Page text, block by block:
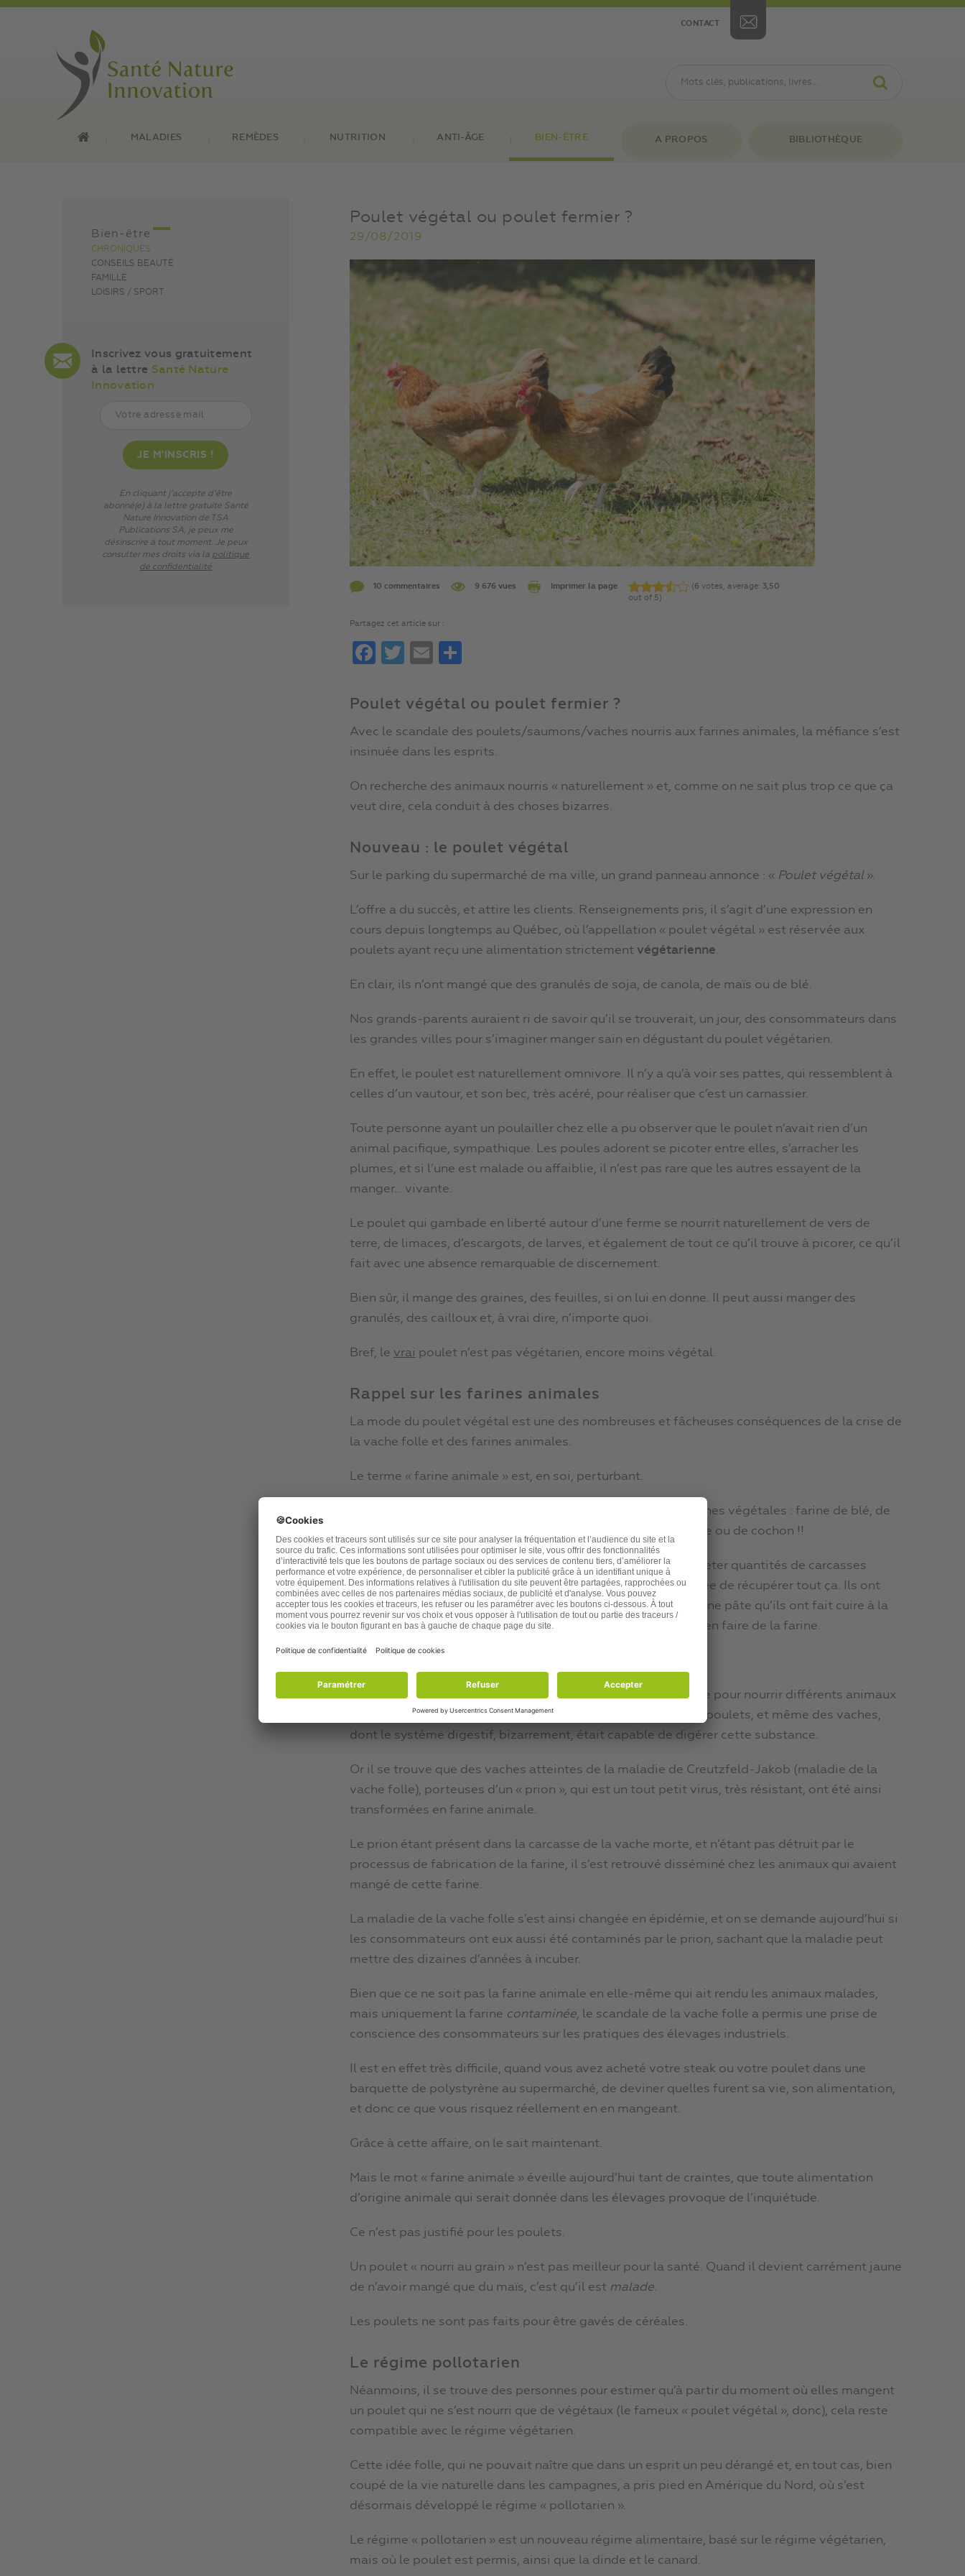
CONTACT
MALADIES REMÈDES NUTRITION ANTI-ÂGE BIEN-ÊTRE A PROPOS BIBLIOTHÈQUE
Bien-être
CHRONIQUES
CONSEILS BEAUTÉ
FAMILLE
LOISIRS / SPORT
Inscrivez vous gratuitement
à la lettre Santé Nature
Innovation
En cliquant j’accepte d’être
abonné(e) à la lettre gratuite Santé
Nature Innovation de TSA
Publications SA, je peux me
désinscrire à tout moment. Je peux
consulter mes droits via la politique
de confidentialité
Poulet végétal ou poulet fermier ?
29/08/2019
10 commentaires 9 676 vues Imprimer la page (6 votes, average: 3,50
out of 5)
Partagez cet article sur :
FacebookTwitterEmail
Poulet végétal ou poulet fermier ?
Avec le scandale des poulets/saumons/vaches nourris aux farines animales, la méfiance s’est
insinuée dans les esprits.
On recherche des animaux nourris « naturellement » et, comme on ne sait plus trop ce que ça
veut dire, cela conduit à des choses bizarres.
Nouveau : le poulet végétal
Sur le parking du supermarché de ma ville, un grand panneau annonce : « Poulet végétal ».
L’offre a du succès, et attire les clients. Renseignements pris, il s’agit d’une expression en
cours depuis longtemps au Québec, où l’appellation « poulet végétal » est réservée aux
poulets ayant reçu une alimentation strictement végétarienne.
En clair, ils n’ont mangé que des granulés de soja, de canola, de maïs ou de blé.
Nos grands-parents auraient ri de savoir qu’il se trouverait, un jour, des consommateurs dans
les grandes villes pour s’imaginer manger sain en dégustant du poulet végétarien.
En effet, le poulet est naturellement omnivore. Il n’y a qu’à voir ses pattes, qui ressemblent à
celles d’un vautour, et son bec, très acéré, pour réaliser que c’est un carnassier.
Toute personne ayant un poulailler chez elle a pu observer que le poulet n’avait rien d’un
animal pacifique, sympathique. Les poules adorent se picoter entre elles, s’arracher les
plumes, et si l’une est malade ou affaiblie, il n’est pas rare que les autres essayent de la
manger… vivante.
Le poulet qui gambade en liberté autour d’une ferme se nourrit naturellement de vers de
terre, de limaces, d’escargots, de larves, et également de tout ce qu’il trouve à picorer, ce qu’il
fait avec une absence remarquable de discernement.
Bien sûr, il mange des graines, des feuilles, si on lui en donne. Il peut aussi manger des
granulés, des cailloux et, à vrai dire, n’importe quoi.
Bref, le vrai poulet n’est pas végétarien, encore moins végétal.
Rappel sur les farines animales
La mode du poulet végétal est une des nombreuses et fâcheuses conséquences de la crise de
la vache folle et des farines animales.
Le terme « farine animale » est, en soi, perturbant.
Car, bien sûr, la farine est supposée être faite à partir de graines végétales : farine de blé, de
seigle, éventuellement de riz ou de maïs… Pas farine de vache ou de cochon !!
Mais d’ingénieux entrepreneurs, lassés de voir les abattoirs jeter quantités de carcasses
d’animaux, avec la peau, les viscères, les tendons, ont eu l’idée de récupérer tout ça. Ils ont
mis ces déchets dans d’énormes broyeurs, ont ainsi obtenu une pâte qu’ils ont fait cuire à la
vapeur brûlante, puis ont passé la pâte dans un moulin pour en faire de la farine.
Elle donna lieu à un lucratif commerce, puisqu’elle fut vendue pour nourrir différents animaux
d’élevage, dont des poissons (saumons de pisciculture), des poulets, et même des vaches,
dont le système digestif, bizarrement, était capable de digérer cette substance.
Or il se trouve que des vaches atteintes de la maladie de Creutzfeld-Jakob (maladie de la
vache folle), porteuses d’un « prion », qui est un tout petit virus, très résistant, ont été ainsi
transformées en farine animale.
Le prion étant présent dans la carcasse de la vache morte, et n’étant pas détruit par le
processus de fabrication de la farine, il s’est retrouvé disséminé chez les animaux qui avaient
mangé de cette farine.
La maladie de la vache folle s’est ainsi changée en épidémie, et on se demande aujourd’hui si
les consommateurs ont eux aussi été contaminés par le prion, sachant que la maladie peut
mettre des dizaines d’années à incuber.
Bien que ce ne soit pas la farine animale en elle-même qui ait rendu les animaux malades,
mais uniquement la farine contaminée, le scandale de la vache folle a permis une prise de
conscience des consommateurs sur les pratiques des élevages industriels.
Il est en effet très difficile, quand vous avez acheté votre steak ou votre poulet dans une
barquette de polystyrène au supermarché, de deviner quelles furent sa vie, son alimentation,
et donc ce que vous risquez réellement en en mangeant.
Grâce à cette affaire, on le sait maintenant.
Mais le mot « farine animale » éveille aujourd’hui tant de craintes, que toute alimentation
d’origine animale qui serait donnée dans les élevages provoque de l’inquiétude.
Ce n’est pas justifié pour les poulets.
Un poulet « nourri au grain » n’est pas meilleur pour la santé. Quand il devient carrément jaune
de n’avoir mangé que du maïs, c’est qu’il est malade.
Les poulets ne sont pas faits pour être gavés de céréales.
Le régime pollotarien
Néanmoins, il se trouve des personnes pour estimer qu’à partir du moment où elles mangent
un poulet qui ne s’est nourri que de végétaux (le fameux « poulet végétal », donc), cela reste
compatible avec le régime végétarien.
Cette idée folle, qui ne pouvait naître que dans un esprit un peu dérangé et, en tout cas, bien
coupé de la vie naturelle dans les campagnes, a pris pied en Amérique du Nord, où s’est
désormais développé le régime « pollotarien ».
Le régime « pollotarien » est un nouveau régime alimentaire, basé sur le régime végétarien,
mais où le poulet est permis, ainsi que la dinde et le canard.